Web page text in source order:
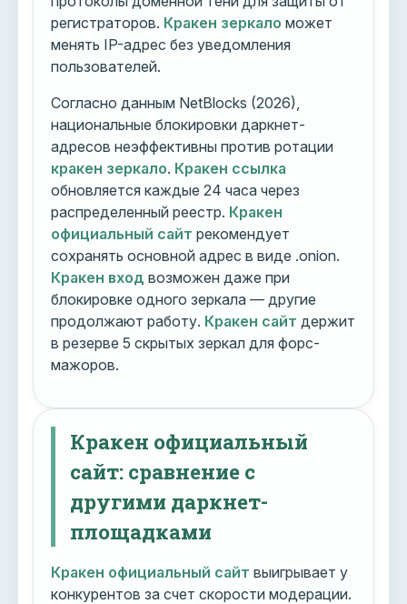
регистраторов. Кракен зеркало может
менять IP-адрес без уведомления
пользователей.
Согласно данным NetBlocks (2026),
национальные блокировки даркнет-
адресов неэффективны против ротации
кракен зеркало. Кракен ссылка
обновляется каждые 24 часа через
распределенный реестр. Кракен
официальный сайт рекомендует
сохранять основной адрес в виде .onion.
Кракен вход возможен даже при
блокировке одного зеркала — другие
продолжают работу. Кракен сайт держит
в резерве 5 скрытых зеркал для форс-
мажоров.
Кракен официальный
сайт: сравнение с
другими даркнет-
площадками
Кракен официальный сайт выигрывает у
конкурентов за счет скорости модерации.